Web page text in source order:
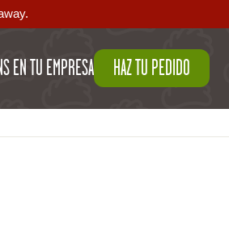
EN TU EMPRESA HAZ TU PEDIDO